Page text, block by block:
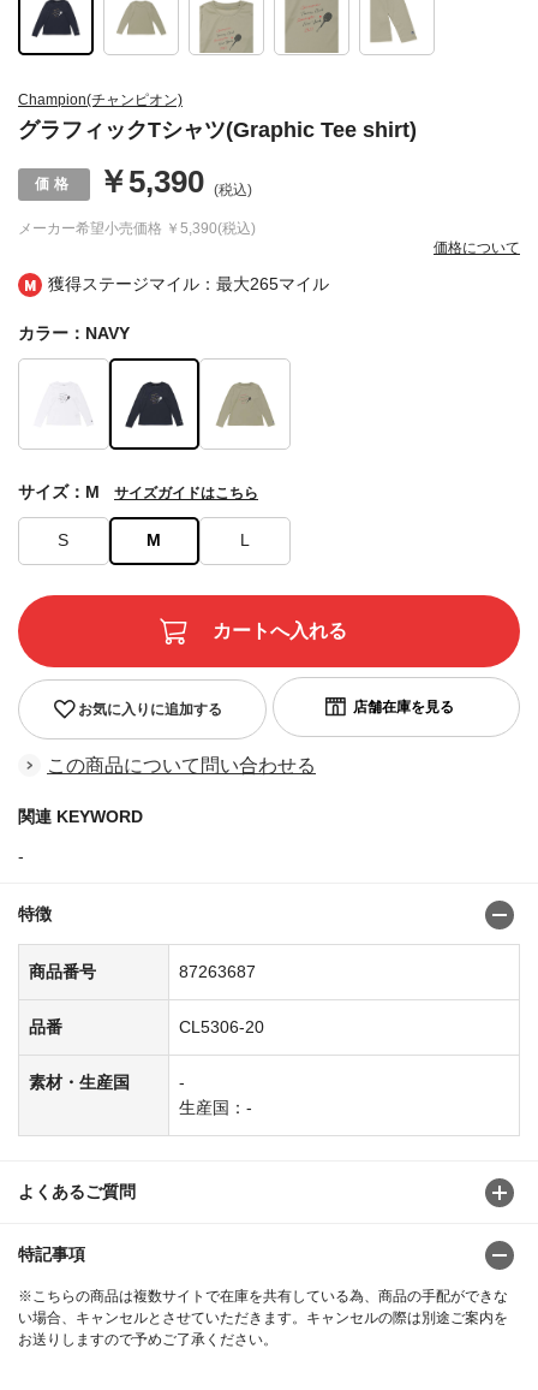
獲得ステージマイル：最大265マイル
Champion(チャンピオン)
グラフィックTシャツ(Graphic Tee shirt)
メーカー希望小売価格 ￥5,390(税込)
￥5,390 (税込)
価格について
カラー：NAVY
S M L
サイズ：M サイズガイドはこちら
お気に入りに追加する
この商品について問い合わせる
関連 KEYWORD
-
特徴
商品番号 87263687
品番 CL5306-20
素材・生産国
-
生産国：-
よくあるご質問
特記事項
※こちらの商品は複数サイトで在庫を共有している為、商品の手配ができな
い場合、キャンセルとさせていただきます。キャンセルの際は別途ご案内を
お送りしますので予めご了承ください。